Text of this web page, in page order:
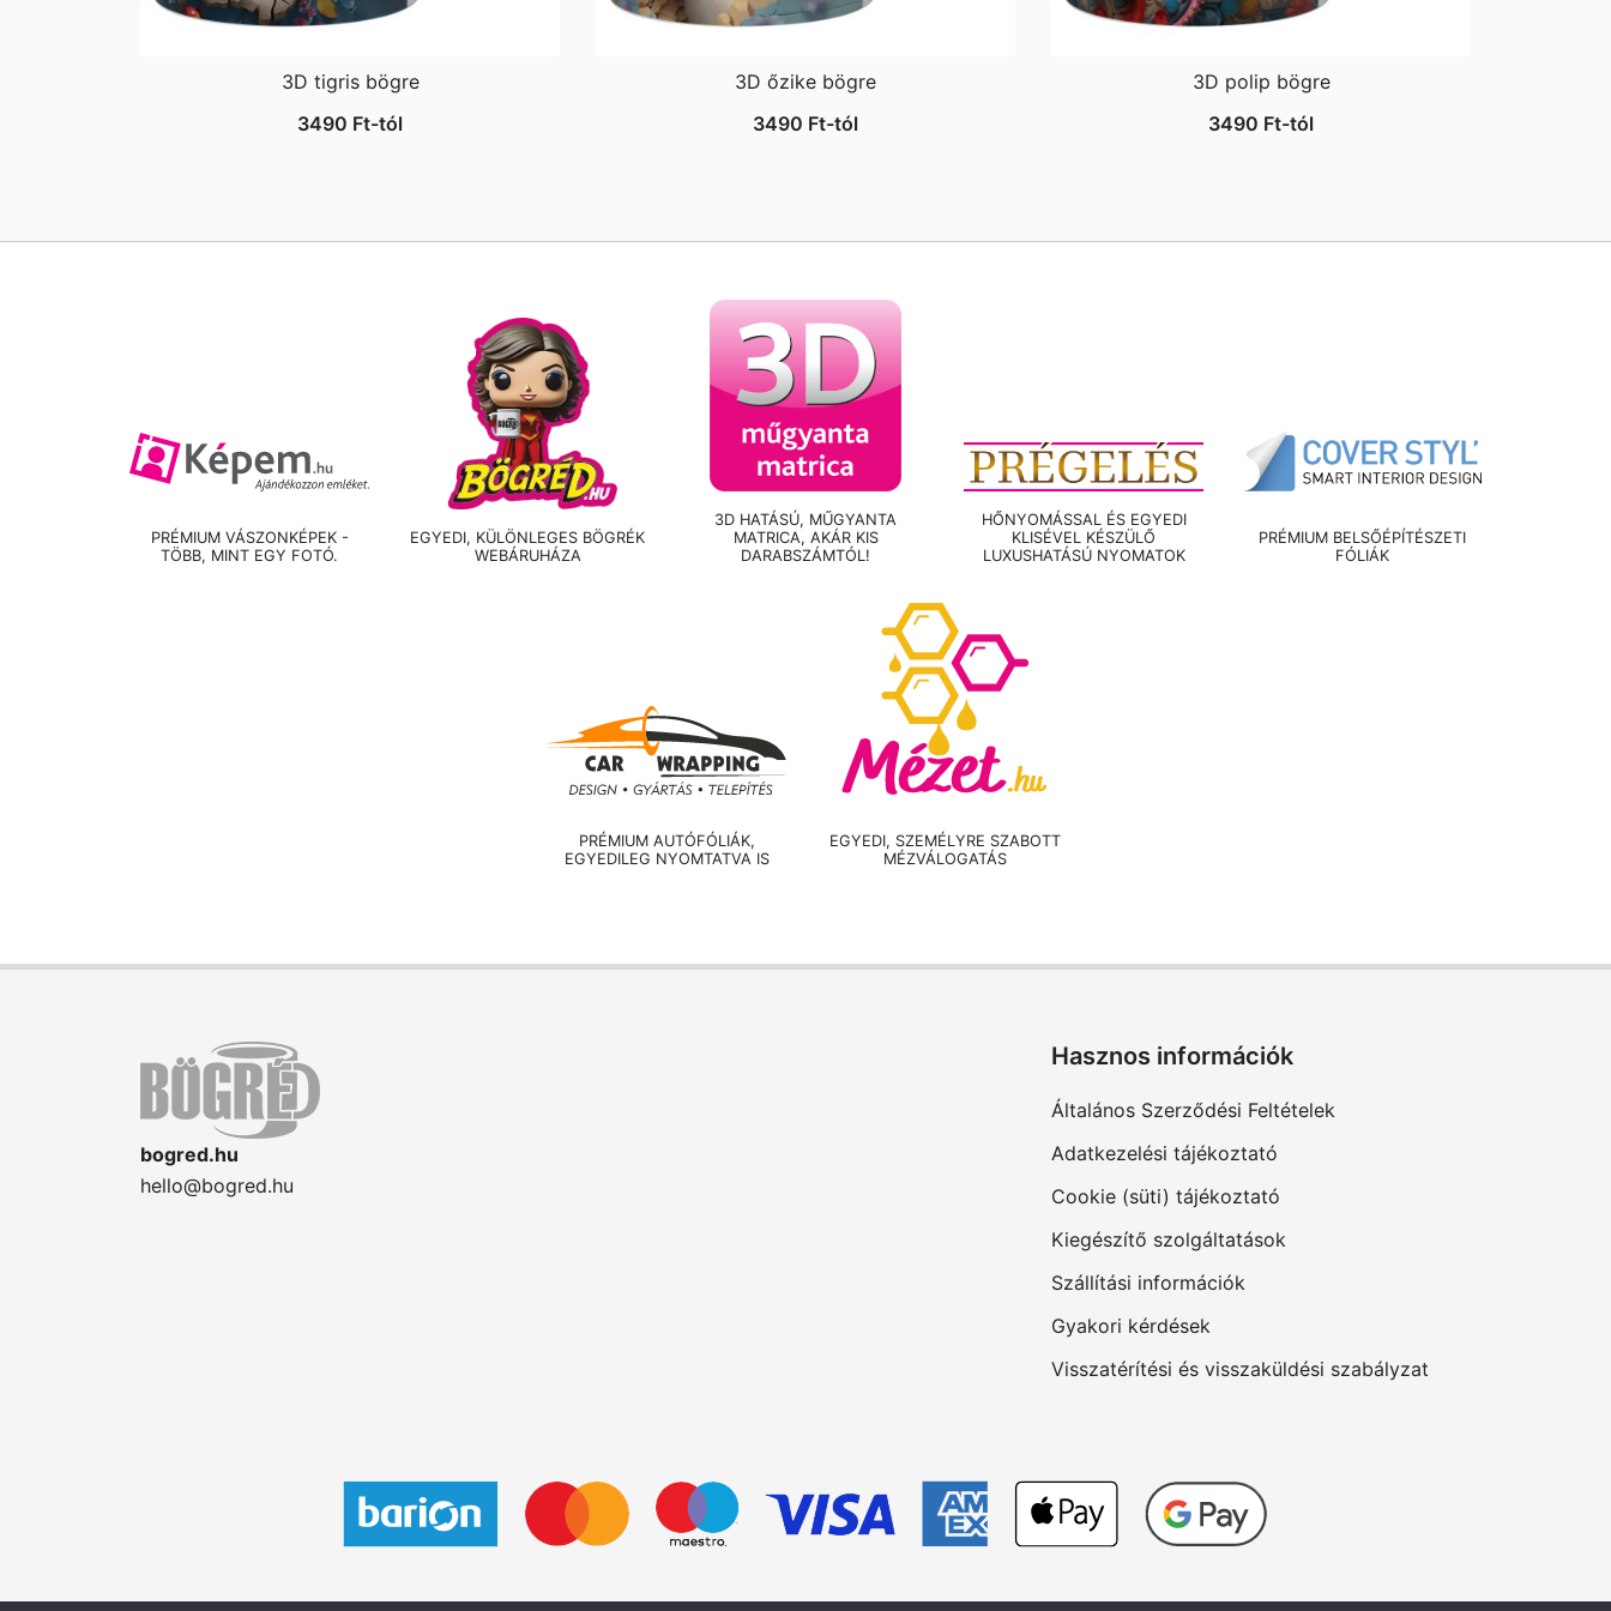
3D tigris bögre
3490 Ft-tól
3D őzike bögre
3490 Ft-tól
3D polip bögre
3490 Ft-tól
PRÉMIUM VÁSZONKÉPEK -
TÖBB, MINT EGY FOTÓ.
EGYEDI, KÜLÖNLEGES BÖGRÉK
WEBÁRUHÁZA
3D HATÁSÚ, MŰGYANTA
MATRICA, AKÁR KIS
DARABSZÁMTÓL!
HŐNYOMÁSSAL ÉS EGYEDI
KLISÉVEL KÉSZÜLŐ
LUXUSHATÁSÚ NYOMATOK
PRÉMIUM BELSŐÉPÍTÉSZETI
FÓLIÁK
PRÉMIUM AUTÓFÓLIÁK,
EGYEDILEG NYOMTATVA IS
EGYEDI, SZEMÉLYRE SZABOTT
MÉZVÁLOGATÁS
bogred.hu
hello@bogred.hu
Hasznos információk
Általános Szerződési Feltételek
Adatkezelési tájékoztató
Cookie (süti) tájékoztató
Kiegészítő szolgáltatások
Szállítási információk
Gyakori kérdések
Visszatérítési és visszaküldési szabályzat